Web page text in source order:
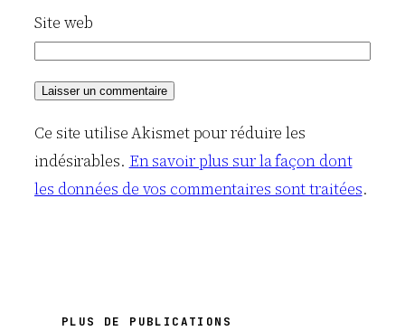
Site web
Ce site utilise Akismet pour réduire les
indésirables. En savoir plus sur la façon dont
les données de vos commentaires sont traitées.
PLUS DE PUBLICATIONS